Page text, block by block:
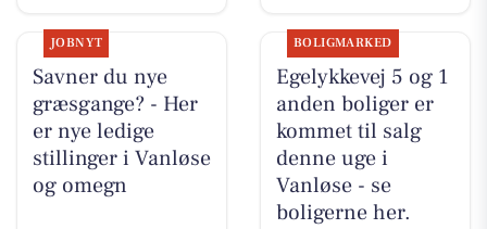
JOBNYT
Savner du nye
græsgange? - Her
er nye ledige
stillinger i Vanløse
og omegn
BOLIGMARKED
Egelykkevej 5 og 1
anden boliger er
kommet til salg
denne uge i
Vanløse - se
boligerne her.